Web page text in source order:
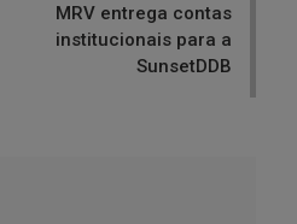
MRV entrega contas
institucionais para a
SunsetDDB